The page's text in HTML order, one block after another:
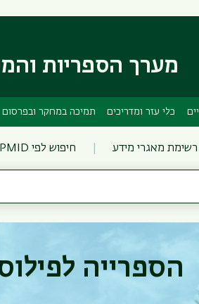
ראשי
מערך הספריות
כלי עזר ומדריכים תמיכה במחקר ובפרסום
רשימת מאגרי מידע חיפוש לפי DOI/PMID
הספרייה